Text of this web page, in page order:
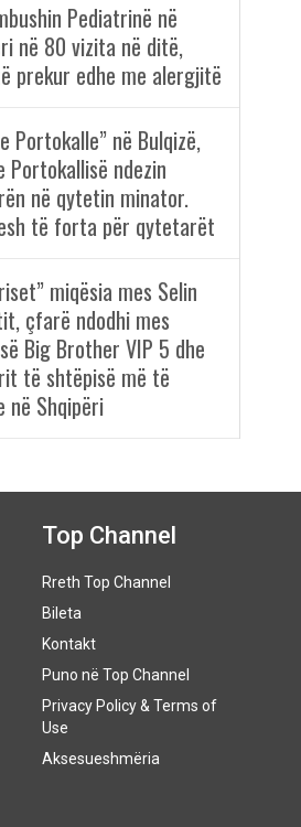
Pediatrinë në
në 80 vizita në ditë,
prekur edhe me alergjitë
Portokalle” në Bulqizë,
Portokallisë ndezin
në qytetin minator.
të forta për qytetarët
miqësia mes Selin
çfarë ndodhi mes
Big Brother VIP 5 dhe
të shtëpisë më të
në Shqipëri
Top Channel
Rreth Top Channel
Bileta
Kontakt
Puno në Top Channel
Privacy Policy & Terms of
Use
Aksesueshmëria